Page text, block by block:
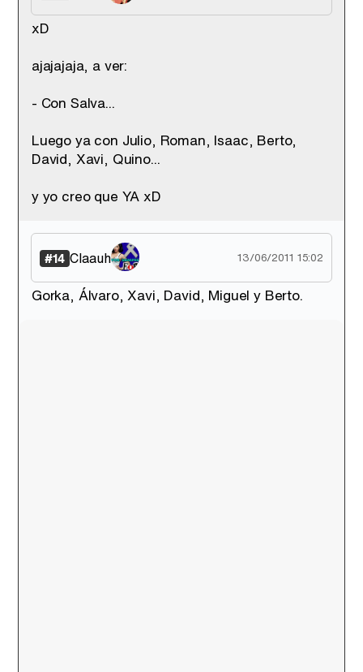
xD
ajajajaja, a ver:
- Con Salva...
Luego ya con Julio, Roman, Isaac, Berto,
David, Xavi, Quino...
y yo creo que YA xD
#14 Claauh 13/06/2011 15:02
Gorka, Álvaro, Xavi, David, Miguel y Berto.